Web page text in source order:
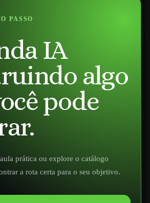
PASSO
IA
algo
pode
prática ou explore o catálogo
a rota certa para o seu objetivo.